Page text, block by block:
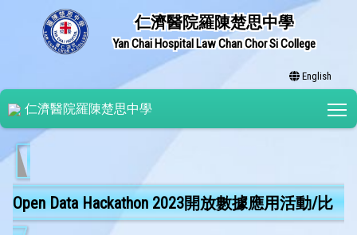
仁濟醫院羅陳楚思中學
Yan Chai Hospital Law Chan Chor Si College
English
仁濟醫院羅陳楚思中學
Open Data Hackathon 2023開放數據應用活動/比